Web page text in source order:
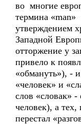
во многие
термина
утверждением
Западной
отторжение у
привело к
«обмануть»), -
«человек» и
слов «словак»
человек), а тех,
перестал